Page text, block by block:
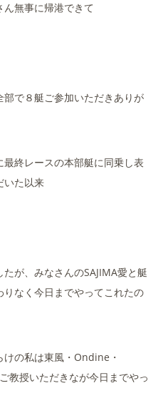
無事に帰港できて
で８艇ご参加いただきありが
終レースの本部艇に同乗し表
いた以来
が、みなさんのSAJIMA愛と艇
なく今日までやってこれたの
けの私は東風・Ondine・
教授いただきなが今日までやっ